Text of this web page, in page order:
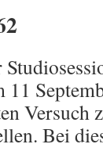
11
Versuch
Bei